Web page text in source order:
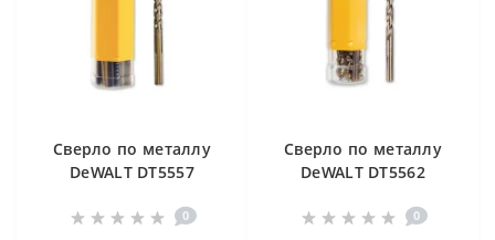
Cверлo по металлу
DeWALT DT5557
10х84х133 мм
0
Cверлo по металлу
DeWALT DT5562
(10 шт) 12.5х98х151
0